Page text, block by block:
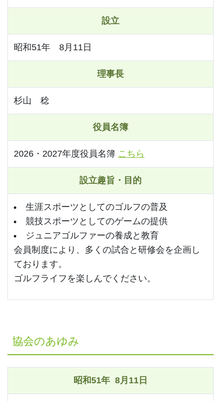
設立
昭和51年 8月11日
理事長
杉山 稔
役員名簿
2026・2027年度役員名簿 こちら
設立趣旨・目的
生涯スポーツとしてのゴルフの普及
競技スポーツとしてのゲームの提供
ジュニアゴルファーの養成と教育
会員制度により、多くの試合と研修会を企画し
ております。
ゴルフライフを楽しんでください。
協会のあゆみ
昭和51年 8月11日